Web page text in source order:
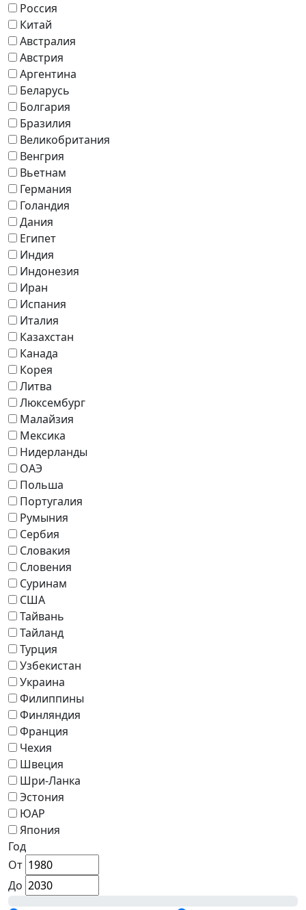
Россия
Китай
Австралия
Австрия
Аргентина
Беларусь
Болгария
Бразилия
Великобритания
Венгрия
Вьетнам
Германия
Голандия
Дания
Египет
Индия
Индонезия
Иран
Испания
Италия
Казахстан
Канада
Корея
Литва
Люксембург
Малайзия
Мексика
Нидерланды
ОАЭ
Польша
Португалия
Румыния
Сербия
Словакия
Словения
Суринам
США
Тайвань
Тайланд
Турция
Узбекистан
Украина
Филиппины
Финляндия
Франция
Чехия
Швеция
Шри-Ланка
Эстония
ЮАР
Япония
Год
От
До